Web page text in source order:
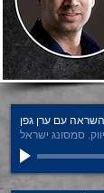
עם ערן גפן